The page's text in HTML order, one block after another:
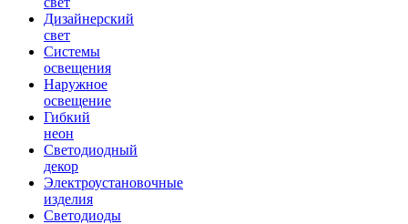
Дизайнерский
свет
Системы
освещения
Наружное
освещение
Гибкий
неон
Светодиодный
декор
Электроустановочные
изделия
Светодиоды